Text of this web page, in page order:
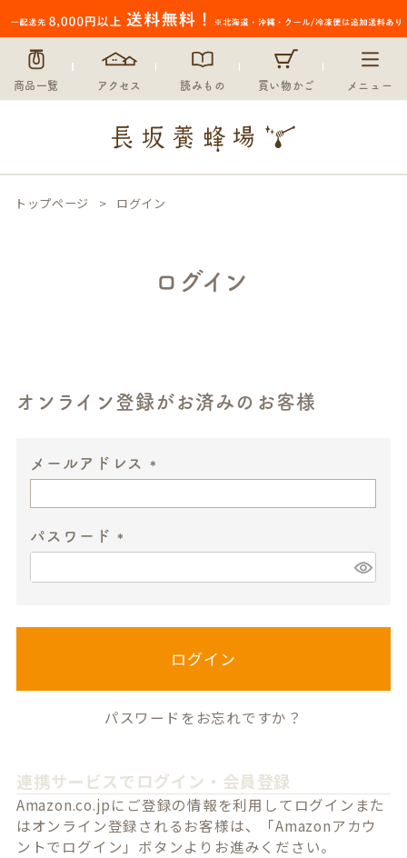
商品一覧 アクセス 読みもの 買い物かご メニュー
トップページ ログイン
ログイン
オンライン登録がお済みのお客様
メールアドレス
パスワード
必
ログイン
パスワードをお忘れですか？
連携サービスでログイン・会員登録
Amazon.co.jpにご登録の情報を利用してログインまた
はオンライン登録されるお客様は、「Amazonアカウ
ントでログイン」ボタンよりお進みください。